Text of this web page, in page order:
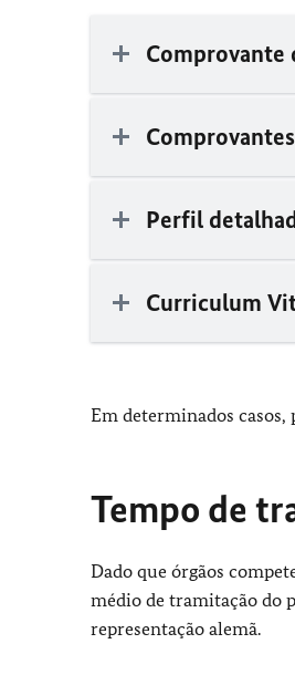
Comprovante
Perfil
Curriculum
Em determinados
Tempo de
Dado que órgãos
médio de tramitação do
representação alemã.